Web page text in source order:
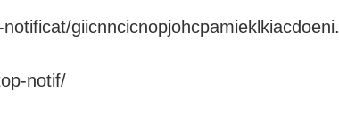
giicnncicnopjohcpamieklkiacdoeni.
notif/